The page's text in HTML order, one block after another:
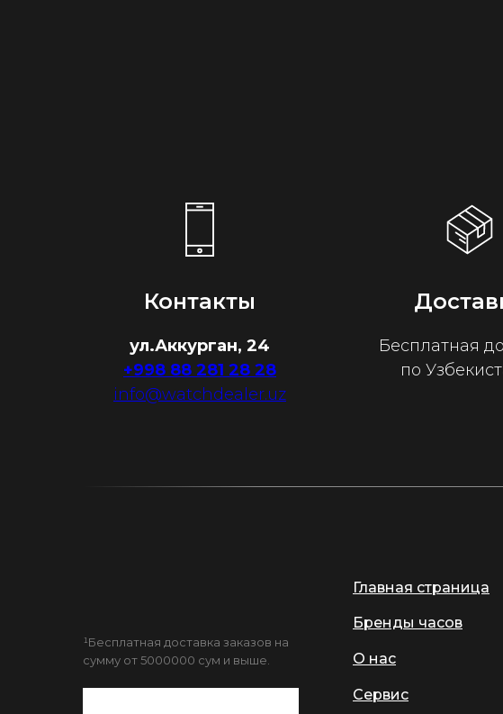
Контакты
ул.Аккурган, 24
+998 88 281 28 28
info@watchdealer.uz
Бесплатная
по
Главная страница
Бренды часов
О нас
Сервис
¹Бесплатная доставка заказов на
сумму от 5000000 сум и выше.